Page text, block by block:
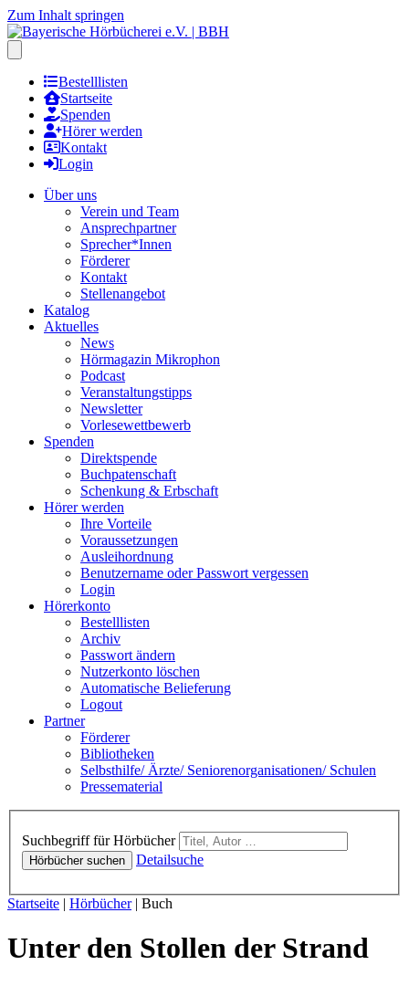
Zum Inhalt springen
Bestelllisten
Startseite
Spenden
Hörer werden
Kontakt
Login
Über uns
Verein und Team
Ansprechpartner
Sprecher*Innen
Förderer
Kontakt
Stellenangebot
Katalog
Aktuelles
News
Hörmagazin Mikrophon
Podcast
Veranstaltungstipps
Newsletter
Vorlesewettbewerb
Spenden
Direktspende
Buchpatenschaft
Schenkung & Erbschaft
Hörer werden
Ihre Vorteile
Voraussetzungen
Ausleihordnung
Benutzername oder Passwort vergessen
Login
Hörerkonto
Bestelllisten
Archiv
Passwort ändern
Nutzerkonto löschen
Automatische Belieferung
Logout
Partner
Förderer
Bibliotheken
Selbsthilfe/ Ärzte/ Seniorenorganisationen/ Schulen
Pressematerial
Suchbegriff für Hörbücher
Hörbücher suchen Detailsuche
Sie sind hier:
Startseite | Hörbücher| Buch
Unter den Stollen der Strand